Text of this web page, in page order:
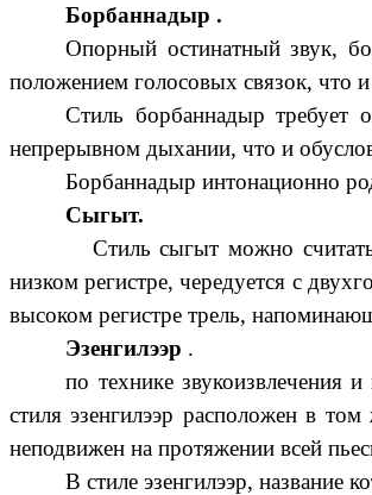
Борбаннадыр .
Опорный остинатный звук,
положением голосовых связок, что
Стиль борбаннадыр требует
непрерывном дыхании, что и
Борбаннадыр интонационно
Сыгыт.
Стиль сыгыт можно
низком регистре, чередуется с
высоком регистре трель,
Эзенгилээр .
по технике звукоизвлечения
стиля эзенгилээр расположен в
неподвижен на протяжении всей
В стиле эзенгилээр, название